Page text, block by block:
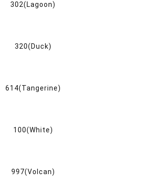
302(Lagoon)
320(Duck)
614(Tangerine)
100(White)
997(Volcan)